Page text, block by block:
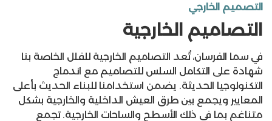
غرف النوم
مسطح البناء
حمامات
3
الوحدات المتبقية
بيعت بالكامل
التصميم الخارجي
التصاميم الخارجية
في سما الفرسان، تُعد التصاميم الخارجية للفلل الخاصة بنا
شهادة على التكامل السلس للتصاميم مع اندماج
التكنولوجيا الحديثة. يضمن استخدامنا للبناء الحديث بأعلى
المعايير ويجمع بين طرق العيش الداخلية والخارجية بشكل
متناغم بما في ذلك الأسطح والساحات الخارجية. تجمع